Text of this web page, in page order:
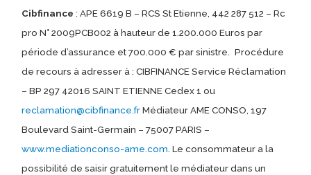
Cibfinance: APE 6619 B – RCS St Etienne, 442 287 512 – Rc
pro N° 2009PCB002 à hauteur de 1.200.000 Euros par
période d’assurance et 700.000 € par sinistre.
Procédure
de recours à adresser à : CIBFINANCE Service Réclamation
– BP 297 42016 SAINT ETIENNE Cedex 1 ou
reclamation@cibfinance.frMédiateur AME CONSO, 197
Boulevard Saint-Germain – 75007 PARIS –
www.mediationconso-ame.com . Le consommateur a la
possibilité de saisir gratuitement le médiateur dans un